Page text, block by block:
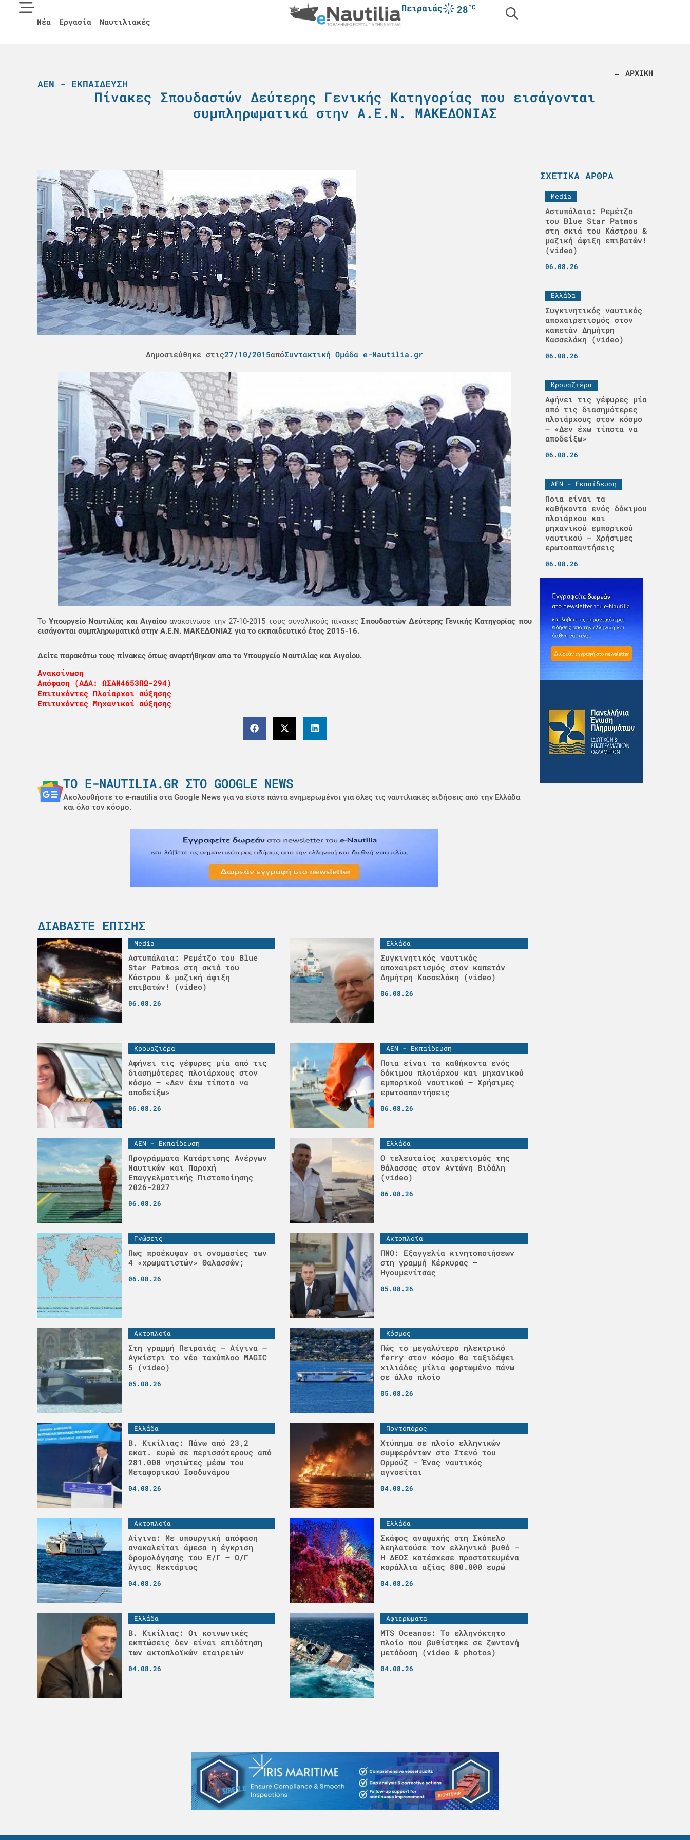
Νέα Εργασία Ναυτιλιακές
Πειραιάς 28°C
← ΑΡΧΙΚΗ
ΑΕΝ - ΕΚΠΑΊΔΕΥΣΗ
Πίνακες Σπουδαστών Δεύτερης Γενικής Κατηγορίας που εισάγονται
συμπληρωματικά στην Α.Ε.Ν. ΜΑΚΕΔΟΝΙΑΣ
Δημοσιεύθηκε στις27/10/2015απόΣυντακτική Ομάδα e-Nautilia.gr
Το Υπουργείο Ναυτιλίας και Αιγαίου ανακοίνωσε την 27-10-2015 τους συνολικούς πίνακεςΣπουδαστών Δεύτερης Γενικής Κατηγορίας που
εισάγονται συμπληρωματικά στην Α.Ε.Ν. ΜΑΚΕΔΟΝΙΑΣ για το εκπαιδευτικό έτος 2015-16.
Δείτε παρακάτω τους πίνακες όπως αναρτήθηκαν απο το Υπουργείο Ναυτιλίας και Αιγαίου.
Ανακοίνωση
Απόφαση (ΑΔΑ: ΩΣΑΝ4653ΠΩ-294)
Επιτυχόντες Πλοίαρχοι αύξησης
Επιτυχόντες Μηχανικοί αύξησης
ΤΟ E-NAUTILIA.GR ΣΤΟ GOOGLE NEWS
Ακολουθήστε το e-nautilia στα Google News για να είστε πάντα ενημερωμένοι για όλες τις ναυτιλιακές ειδήσεις από την Ελλάδα
και όλο τον κόσμο.
ΔΙΑΒΆΣΤΕ ΕΠΊΣΗΣ
Media
Αστυπάλαια: Ρεμέτζο του Blue
Star Patmos στη σκιά του
Κάστρου & μαζική άφιξη
επιβατών! (video)
06.08.26
Ελλάδα
Συγκινητικός ναυτικός
αποχαιρετισμός στον καπετάν
Δημήτρη Κασσελάκη (video)
06.08.26
Κρουαζιέρα
Αφήνει τις γέφυρες μία από τις
διασημότερες πλοιάρχους στον
κόσμο – «Δεν έχω τίποτα να
αποδείξω»
06.08.26
ΑΕΝ - Εκπαίδευση
Ποια είναι τα καθήκοντα ενός
δόκιμου πλοιάρχου και μηχανικού
εμπορικού ναυτικού – Χρήσιμες
ερωτοαπαντήσεις
06.08.26
ΑΕΝ - Εκπαίδευση
Προγράμματα Κατάρτισης Ανέργων
Ναυτικών και Παροχή
Επαγγελματικής Πιστοποίησης
2026-2027
06.08.26
Ελλάδα
Ο τελευταίος χαιρετισμός της
θάλασσας στον Αντώνη Βιδάλη
(video)
06.08.26
Γνώσεις
Πως προέκυψαν οι ονομασίες των
4 «χρωματιστών» Θαλασσών;
06.08.26
Ακτοπλοϊα
ΠΝΟ: Εξαγγελία κινητοποιήσεων
στη γραμμή Κέρκυρας –
Ηγουμενίτσας
05.08.26
Ακτοπλοϊα
Στη γραμμή Πειραιάς – Αίγινα –
Αγκίστρι το νέο ταχύπλοο MAGIC
5 (video)
05.08.26
Κόσμος
Πώς το μεγαλύτερο ηλεκτρικό
ferry στον κόσμο θα ταξιδέψει
χιλιάδες μίλια φορτωμένο πάνω
σε άλλο πλοίο
05.08.26
Ελλάδα
Β. Κικίλιας: Πάνω από 23,2
εκατ. ευρώ σε περισσότερους από
281.000 νησιώτες μέσω του
Μεταφορικού Ισοδυνάμου
04.08.26
Ποντοπόρος
Χτύπημα σε πλοίο ελληνικών
συμφερόντων στο Στενό του
Ορμούζ - Ένας ναυτικός
αγνοείται
04.08.26
Ακτοπλοϊα
Αίγινα: Με υπουργική απόφαση
ανακαλείται άμεσα η έγκριση
δρομολόγησης του Ε/Γ – Ο/Γ
Άγιος Νεκτάριος
04.08.26
Ελλάδα
Σκάφος αναψυχής στη Σκόπελο
λεηλατούσε τον ελληνικό βυθό -
H ΔΕΟΣ κατέσχεσε προστατευμένα
κοράλλια αξίας 800.000 ευρώ
04.08.26
Ελλάδα
Β. Κικίλιας: Οι κοινωνικές
εκπτώσεις δεν είναι επιδότηση
των ακτοπλοϊκών εταιρειών
04.08.26
Αφιερώματα
MTS Oceanos: Το ελληνόκτητο
πλοίο που βυθίστηκε σε ζωντανή
μετάδοση (video & photos)
04.08.26
ΣΧΕΤΙΚΆ ΆΡΘΡΑ
Media
Αστυπάλαια: Ρεμέτζο
του Blue Star Patmos
στη σκιά του Κάστρου &
μαζική άφιξη επιβατών!
(video)
06.08.26
Ελλάδα
Συγκινητικός ναυτικός
αποχαιρετισμός στον
καπετάν Δημήτρη
Κασσελάκη (video)
06.08.26
Κρουαζιέρα
Αφήνει τις γέφυρες μία
από τις διασημότερες
πλοιάρχους στον κόσμο
– «Δεν έχω τίποτα να
αποδείξω»
06.08.26
ΑΕΝ - Εκπαίδευση
Ποια είναι τα
καθήκοντα ενός δόκιμου
πλοιάρχου και
μηχανικού εμπορικού
ναυτικού – Χρήσιμες
ερωτοαπαντήσεις
06.08.26